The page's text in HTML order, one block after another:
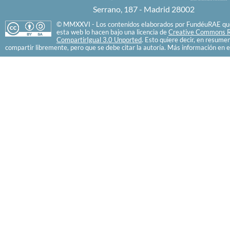
Serrano, 187 - Madrid 28002
© MMXXVI - Los contenidos elaborados por FundéuRAE
esta web lo hacen bajo una licencia de Creative Commons
CompartirIgual 3.0 Unported. Esto quiere decir, en
compartir libremente, pero que se debe citar la autoría. Más información en